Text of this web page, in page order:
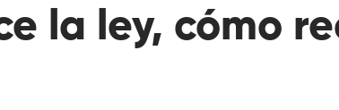
la ley, cómo